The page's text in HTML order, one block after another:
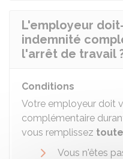
L'employeur
indemnité
l'arrêt de travail
Conditions
Votre employeur doit
complémentaire
vous remplissez
Vous n'êtes